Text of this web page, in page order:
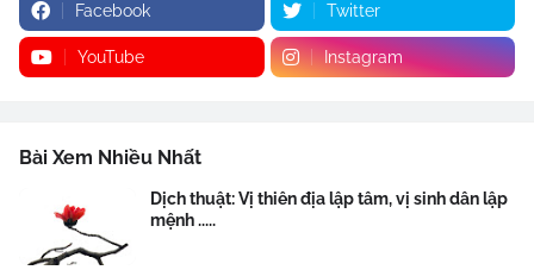
Facebook Twitter
YouTube Instagram
Bài Xem Nhiều Nhất
Dịch thuật: Vị thiên địa lập tâm, vị sinh dân lập
mệnh .....